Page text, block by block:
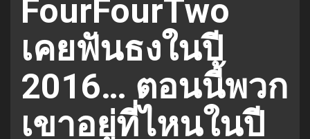
FourFourTwo
เคยฟันธงในปี
2016… ตอนนี้พวก
เขาอยู่ที่ไหนในปี